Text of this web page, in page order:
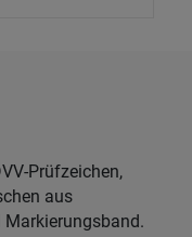
Prüfzeichen,
aus
Markierungsband.